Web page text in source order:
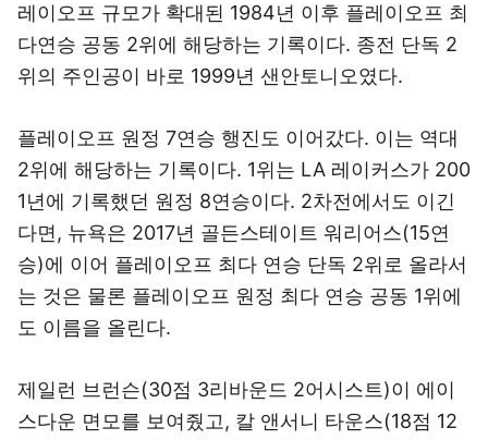
레이오프 규모가 확대된 1984년 이후 플레이오프 최
다연승 공동 2위에 해당하는 기록이다. 종전 단독 2
위의 주인공이 바로 1999년 샌안토니오였다.
플레이오프 원정 7연승 행진도 이어갔다. 이는 역대
2위에 해당하는 기록이다. 1위는 LA 레이커스가 200
1년에 기록했던 원정 8연승이다. 2차전에서도 이긴
다면, 뉴욕은 2017년 골든스테이트 워리어스(15연
승)에 이어 플레이오프 최다 연승 단독 2위로 올라서
는 것은 물론 플레이오프 원정 최다 연승 공동 1위에
도 이름을 올린다.
제일런 브런슨(30점 3리바운드 2어시스트)이 에이
스다운 면모를 보여줬고, 칼 앤서니 타운스(18점 12